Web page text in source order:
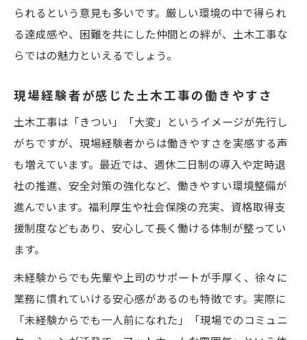
られるという意見も多いです。厳しい環境の中で得られ
る達成感や、困難を共にした仲間との絆が、土木工事な
らではの魅力といえるでしょう。
現場経験者が感じた土木工事の働きやすさ
土木工事は「きつい」「大変」というイメージが先行し
がちですが、現場経験者からは働きやすさを実感する声
も増えています。最近では、週休二日制の導入や定時退
社の推進、安全対策の強化など、働きやすい環境整備が
進んでいます。福利厚生や社会保険の充実、資格取得支
援制度などもあり、安心して長く働ける体制が整ってい
ます。
未経験からでも先輩や上司のサポートが手厚く、徐々に
業務に慣れていける安心感があるのも特徴です。実際に
「未経験からでも一人前になれた」「現場でのコミュニ